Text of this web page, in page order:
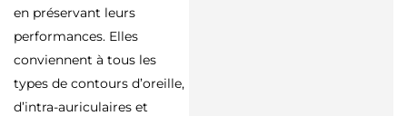
en préservant leurs
performances. Elles
conviennent à tous les
types de contours d’oreille,
d’intra-auriculaires et